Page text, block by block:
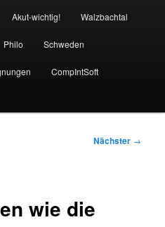
Akut-wichtig! Walzbachtal
Philo Schweden
CompIntSoft
Nächster →
wie die